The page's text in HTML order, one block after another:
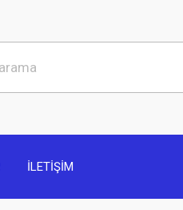
İLETİŞİM